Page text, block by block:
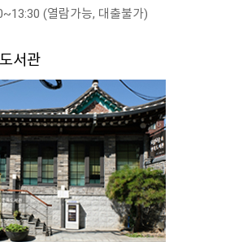
(열람가능, 대출불가)
서관